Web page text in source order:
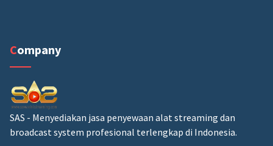
Company
SAS - Menyediakan jasa penyewaan alat streaming dan
broadcast system profesional terlengkap di Indonesia.